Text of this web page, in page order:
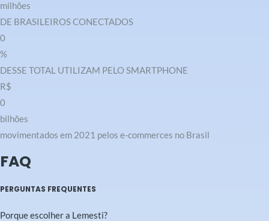
milhões
DE BRASILEIROS CONECTADOS
0
%
DESSE TOTAL UTILIZAM PELO SMARTPHONE
R$
0
bilhões
movimentados em 2021 pelos e-commerces no Brasil
FAQ
PERGUNTAS FREQUENTES
Porque escolher a Lemesti?